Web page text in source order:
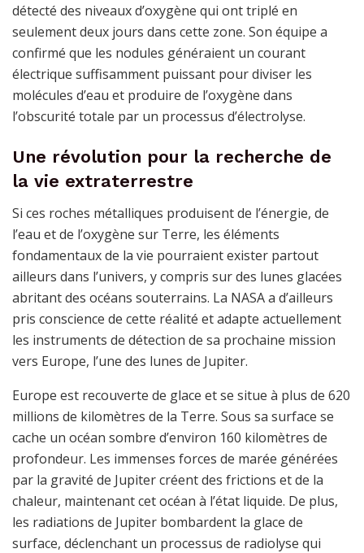
détecté des niveaux d’oxygène qui ont triplé en
seulement deux jours dans cette zone. Son équipe a
confirmé que les nodules généraient un courant
électrique suffisamment puissant pour diviser les
molécules d’eau et produire de l’oxygène dans
l’obscurité totale par un processus d’électrolyse.
Une révolution pour la recherche de
la vie extraterrestre
Si ces roches métalliques produisent de l’énergie, de
l’eau et de l’oxygène sur Terre, les éléments
fondamentaux de la vie pourraient exister partout
ailleurs dans l’univers, y compris sur des lunes glacées
abritant des océans souterrains. La NASA a d’ailleurs
pris conscience de cette réalité et adapte actuellement
les instruments de détection de sa prochaine mission
vers Europe, l’une des lunes de Jupiter.
Europe est recouverte de glace et se situe à plus de 620
millions de kilomètres de la Terre. Sous sa surface se
cache un océan sombre d’environ 160 kilomètres de
profondeur. Les immenses forces de marée générées
par la gravité de Jupiter créent des frictions et de la
chaleur, maintenant cet océan à l’état liquide. De plus,
les radiations de Jupiter bombardent la glace de
surface, déclenchant un processus de radiolyse qui